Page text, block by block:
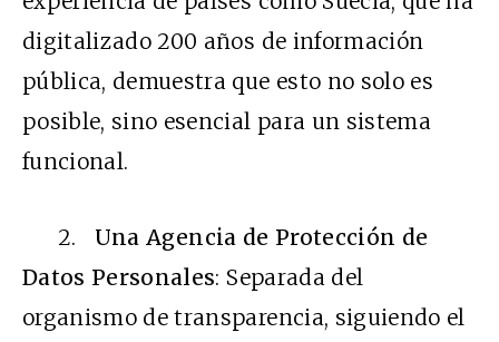
digitalizado 200 años de información
pública, demuestra que esto no solo es
posible, sino esencial para un sistema
funcional.
2. Una Agencia de Protección de
Datos Personales: Separada del
organismo de transparencia, siguiendo el